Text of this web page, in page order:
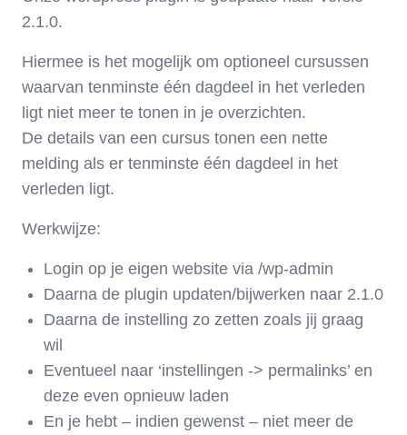
2.1.0.
Hiermee is het mogelijk om optioneel cursussen
waarvan tenminste één dagdeel in het verleden
ligt niet meer te tonen in je overzichten.
De details van een cursus tonen een nette
melding als er tenminste één dagdeel in het
verleden ligt.
Werkwijze:
Login op je eigen website via /wp-admin
Daarna de plugin updaten/bijwerken naar 2.1.0
Daarna de instelling zo zetten zoals jij graag
wil
Eventueel naar ‘instellingen -> permalinks’ en
deze even opnieuw laden
En je hebt – indien gewenst – niet meer de